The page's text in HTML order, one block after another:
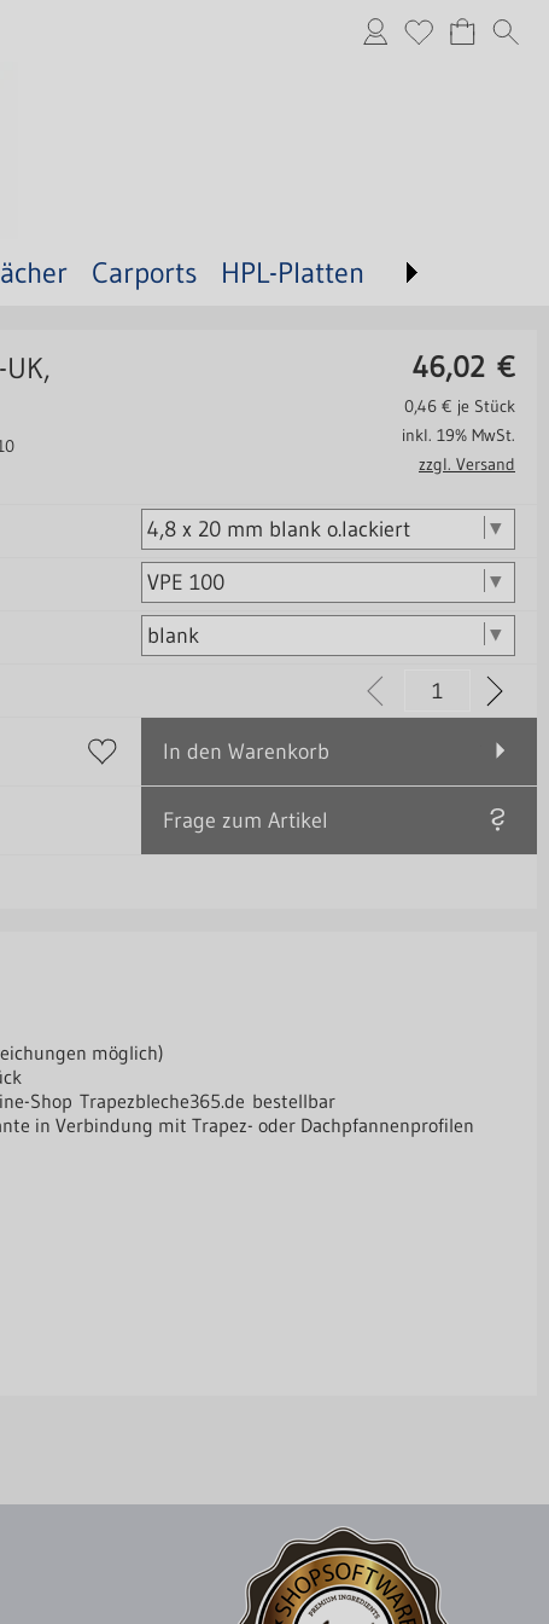
Carports HPL-Platten
46,02 €
0,46 € je Stück
inkl. 19% MwSt.
zzgl. Versand
In den Warenkorb
Frage zum Artikel
möglich)
Shop Trapezbleche365.de bestellbar
in Verbindung mit Trapez- oder Dachpfannenprofilen